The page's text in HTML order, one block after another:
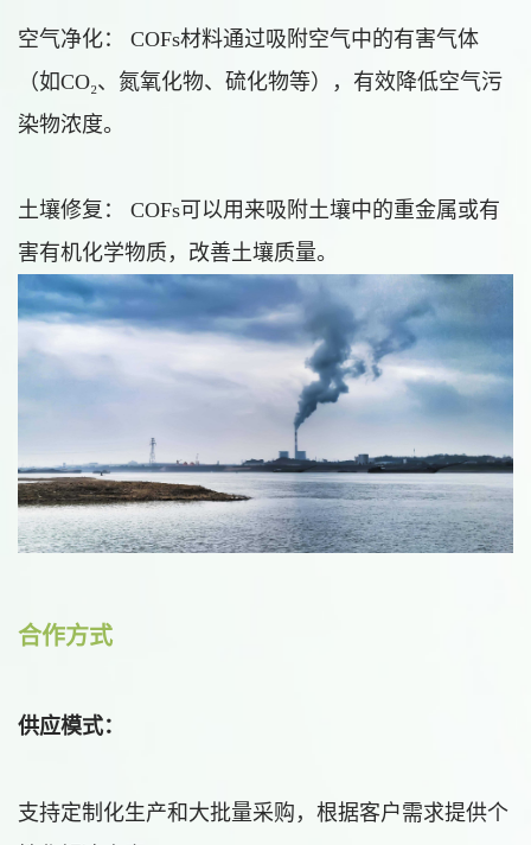
空气净化： COFs材料通过吸附空气中的有害气体
（如CO₂、氮氧化物、硫化物等），有效降低空气污
染物浓度。
土壤修复： COFs可以用来吸附土壤中的重金属或有
害有机化学物质，改善土壤质量。
合作方式
供应模式：
支持定制化生产和大批量采购，根据客户需求提供个